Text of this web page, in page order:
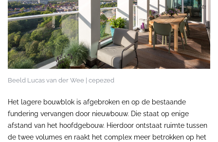
Beeld Lucas van der Wee | cepezed
Het lagere bouwblok is afgebroken en op de bestaande
fundering vervangen door nieuwbouw. Die staat op enige
afstand van het hoofdgebouw. Hierdoor ontstaat ruimte tussen
de twee volumes en raakt het complex meer betrokken op het